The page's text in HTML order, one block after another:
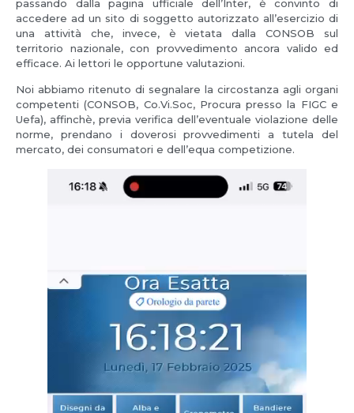
passando dalla pagina ufficiale dell’Inter, è convinto di
accedere ad un sito di soggetto autorizzato all’esercizio di
una attività che, invece, è vietata dalla CONSOB sul
territorio nazionale, con provvedimento ancora valido ed
efficace. Ai lettori le opportune valutazioni.
Noi abbiamo ritenuto di segnalare la circostanza agli organi
competenti (CONSOB, Co.Vi.Soc, Procura presso la FIGC e
Uefa), affinchè, previa verifica dell’eventuale violazione delle
norme, prendano i doverosi provvedimenti a tutela del
mercato, dei consumatori e dell’equa competizione.